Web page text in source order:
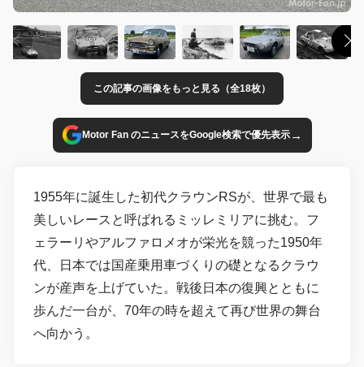
この記事の画像をもっと見る（全18枚）
Motor Fan のニュースをGoogle検索で優先表示→
1955年に誕生した初代クラウンRSが、世界で最も
美しいレースと呼ばれるミッレミリアに挑む。フ
ェラーリやアルファロメオが栄光を競った1950年
代、日本では国産乗用車づくりの礎となるクラウ
ンが産声を上げていた。戦後日本の復興とともに
歩んだ一台が、70年の時を超えて再び世界の舞台
へ向かう。